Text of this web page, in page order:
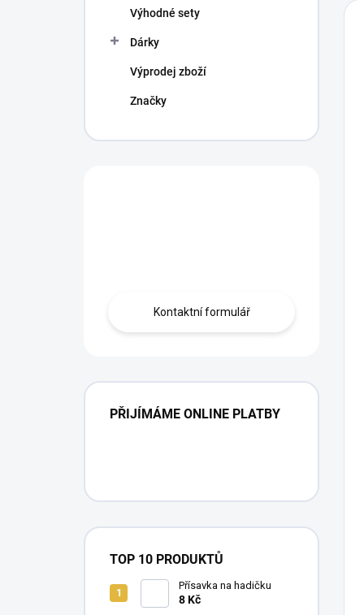
Výhodné sety
Dárky
Výprodej zboží
Značky
Kontaktní formulář
PŘIJÍMÁME ONLINE PLATBY
TOP 10 PRODUKTŮ
Přísavka na hadičku
8 Kč